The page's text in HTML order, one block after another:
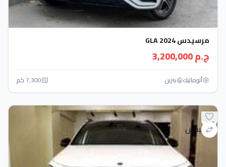
مرسيدس GLA 2024
ج.م 3,200,000
أتوماتيك‎ بنزين 7,300 كم